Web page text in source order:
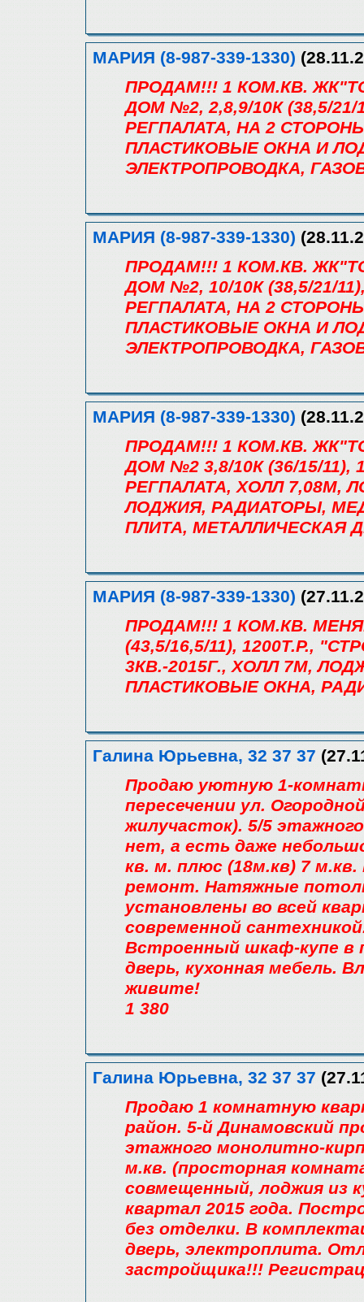
МАРИЯ (8-987-339-1330)
ПРОДАМ!!! 1 КОМ.КВ.
ДОМ №2, 2,8,9/10К (38,5/21/
РЕГПАЛАТА, НА 2
ПЛАСТИКОВЫЕ ОКНА И
ЭЛЕКТРОПРОВОДКА,
МАРИЯ (8-987-339-1330)
ПРОДАМ!!! 1 КОМ.КВ.
ДОМ №2, 10/10К (38,5/21/
РЕГПАЛАТА, НА 2
ПЛАСТИКОВЫЕ ОКНА И
ЭЛЕКТРОПРОВОДКА,
МАРИЯ (8-987-339-1330)
ПРОДАМ!!! 1 КОМ.КВ.
ДОМ №2 3,8/10К (36/15/11),
РЕГПАЛАТА, ХОЛЛ 7,08М,
ЛОДЖИЯ, РАДИАТОРЫ,
ПЛИТА, МЕТАЛЛИЧЕСКАЯ
МАРИЯ (8-987-339-1330)
ПРОДАМ!!! 1 КОМ.КВ.
(43,5/16,5/11), 1200Т.Р.,
3КВ.-2015Г., ХОЛЛ 7М,
ПЛАСТИКОВЫЕ ОКНА,
Галина Юрьевна, 32 37 37
Продаю уютную 1-
пересечении ул.
жилучасток). 5/5
нет, а есть даже
кв. м. плюс (18м.кв) 7
ремонт. Натяжные
установлены во всей
современной
Встроенный шкаф-купе в
дверь, кухонная мебель.
живите!
1 380
Галина Юрьевна, 32 37 37
Продаю 1 комнатную
район. 5-й Динамовский
этажного монолитно-
м.кв. (просторная
совмещенный, лоджия из
квартал 2015 года.
без отделки. В
дверь, электроплита.
застройщика!!!